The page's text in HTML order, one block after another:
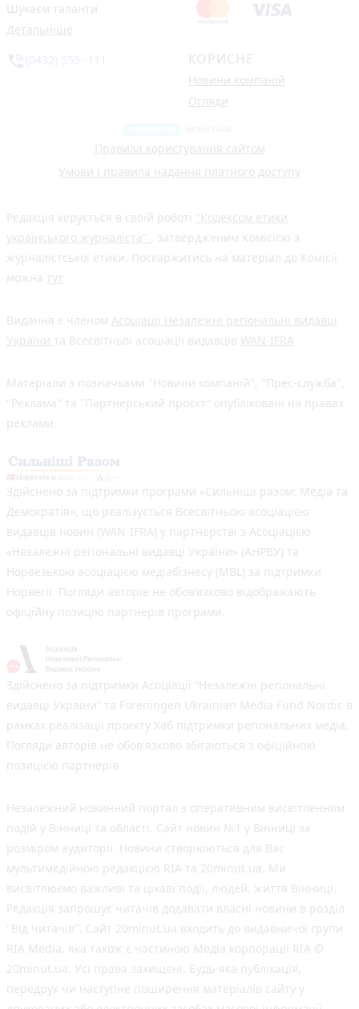
Шукаєм таланти
Детальніше
КОРИСНЕ
Новини компаній
Огляди
Правила користування сайтом
Умови і правила надання платного доступу
Редакція керується в своїй роботі "Кодексом етики
українського журналіста" , затвердженим Комісією з
журналістської етики. Поскаржитись на матеріал до Комісії
можна тут
Видання є членом Асоціації Незалежні регіональні видавці
України та Всесвітньої асоціації видавців WAN-IFRA
Матеріали з позначками "Новини компаній", "Прес-служба",
"Реклама" та "Партнерський проєкт" опубліковані на правах
реклами.
Здійснено за підтримки програми «Сильніші разом: Медіа та
Демократія», що реалізується Всесвітньою асоціацією
видавців новин (WAN-IFRA) у партнерстві з Асоціацією
«Незалежні регіональні видавці України» (АНРВУ) та
Норвезькою асоціацією медіабізнесу (MBL) за підтримки
Норвегії. Погляди авторів не обов’язково відображають
офіційну позицію партнерів програми.
Здійснено за підтримки Асоціації “Незалежні регіональні
видавці України” та Foreningen Ukrainian Media Fund Nordic в
рамках реалізації проєкту Хаб підтримки регіональних медіа.
Погляди авторів не обов'язково збігаються з офіційною
позицією партнерів
Незалежний новинний портал з оперативним висвітленням
подій у Вінниці та області. Сайт новин №1 у Вінниці за
розміром аудиторії. Новини створюються для Вас
мультимедійною редакцією RIA та 20minut.ua. Ми
висвітлюємо важливі та цікаві події, людей, життя Вінниці.
Редакція запрошує читачів додавати власні новини в розділ
"Від читачів". Сайт 20minut.ua входить до видавничої групи
RIA Media, яка також є частиною Медіа корпорації RIA ©
20minut.ua. Усі права захищені. Будь-яка публiкацiя,
передрук чи наступне поширення матеріалів сайту у